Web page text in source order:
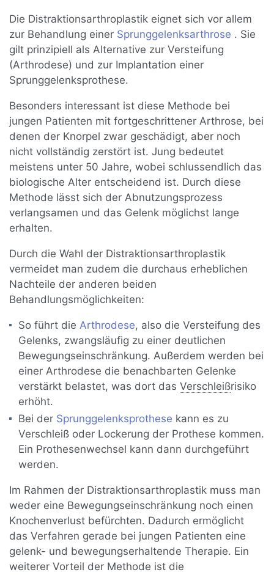
Die Distraktionsarthroplastik eignet sich vor allem
zur Behandlung einer Sprunggelenksarthrose . Sie
gilt prinzipiell als Alternative zur Versteifung
(Arthrodese) und zur Implantation einer
Sprunggelenksprothese.
Besonders interessant ist diese Methode bei
jungen Patienten mit fortgeschrittener Arthrose, bei
denen der Knorpel zwar geschädigt, aber noch
nicht vollständig zerstört ist. Jung bedeutet
meistens unter 50 Jahre, wobei schlussendlich das
biologische Alter entscheidend ist. Durch diese
Methode lässt sich der Abnutzungsprozess
verlangsamen und das Gelenk möglichst lange
erhalten.
Durch die Wahl der Distraktionsarthroplastik
vermeidet man zudem die durchaus erheblichen
Nachteile der anderen beiden
Behandlungsmöglichkeiten:
So führt die Arthrodese, also die Versteifung des
Gelenks, zwangsläufig zu einer deutlichen
Bewegungseinschränkung. Außerdem werden bei
einer Arthrodese die benachbarten Gelenke
verstärkt belastet, was dort dasVerschleißrisiko
erhöht.
Bei der Sprunggelenksprothese kann es zu
Verschleiß oder Lockerung der Prothese kommen.
Ein Prothesenwechsel kann dann durchgeführt
werden.
Im Rahmen der Distraktionsarthroplastik muss man
weder eine Bewegungseinschränkung noch einen
Knochenverlust befürchten. Dadurch ermöglicht
das Verfahren gerade bei jungen Patienten eine
gelenk- und bewegungserhaltende Therapie. Ein
weiterer Vorteil der Methode ist die